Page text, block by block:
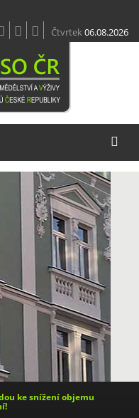
Čtvrtek06.08.2026
ke snížení objemu